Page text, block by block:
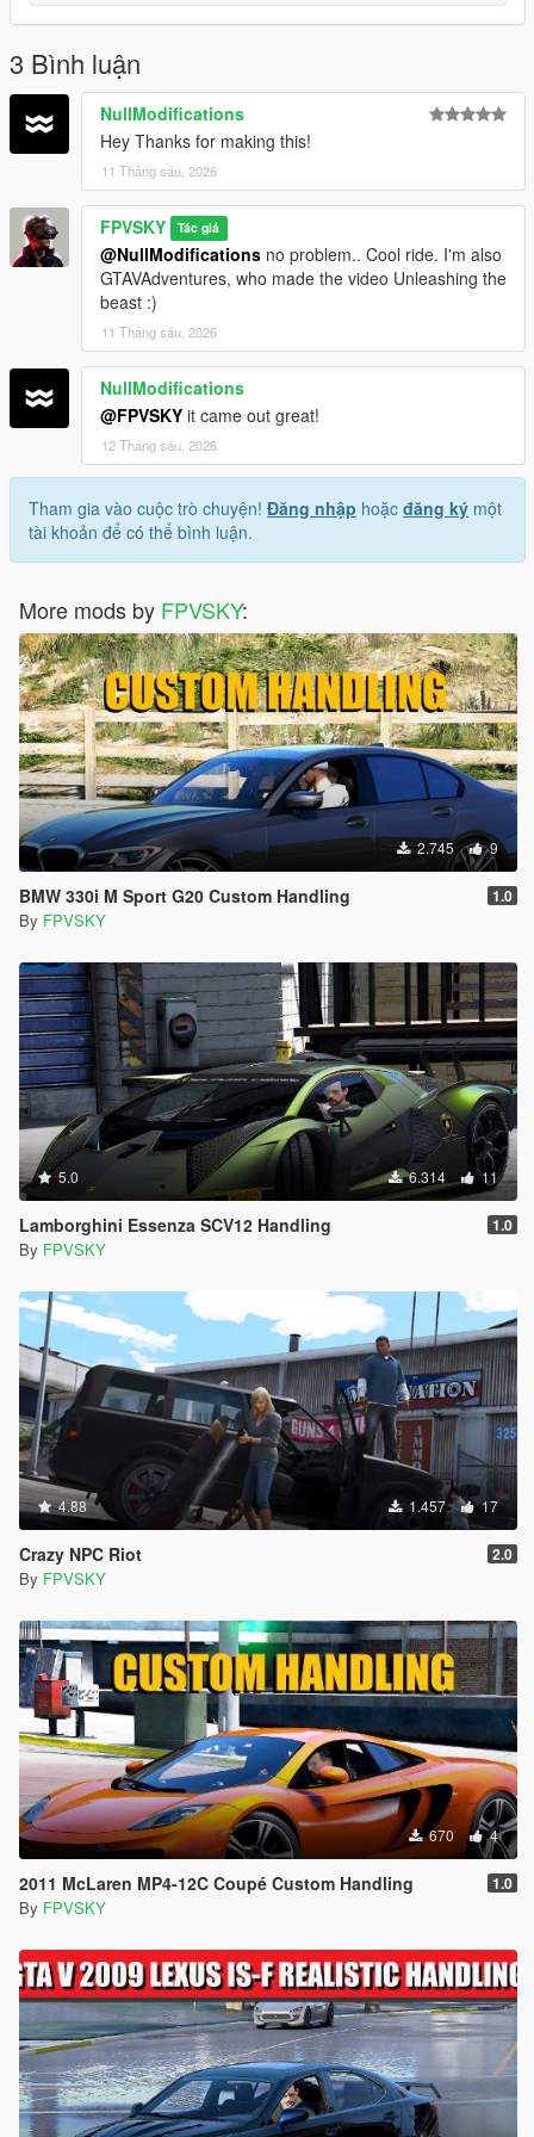
line
Save and Enjoy!
Author: FPVSKY
3 Bình luận
NullModifications
Hey Thanks for making this!
11 Tháng sáu, 2026
FPVSKY Tác giả
@NullModifications no problem.. Cool ride. I'm also
GTAVAdventures, who made the video Unleashing the
beast :)
11 Tháng sáu, 2026
NullModifications
@FPVSKY it came out great!
12 Tháng sáu, 2026
Tham gia vào cuộc trò chuyện! Đăng nhập hoặc đăng ký một
tài khoản để có thể bình luận.
More mods by FPVSKY:
2.745 9
BMW 330i M Sport G20 Custom Handling 1.0
By FPVSKY
5.0 6.314 11
Lamborghini Essenza SCV12 Handling 1.0
By FPVSKY
4.88 1.457 17
Crazy NPC Riot 2.0
By FPVSKY
670 4
2011 McLaren MP4-12C Coupé Custom Handling 1.0
By FPVSKY